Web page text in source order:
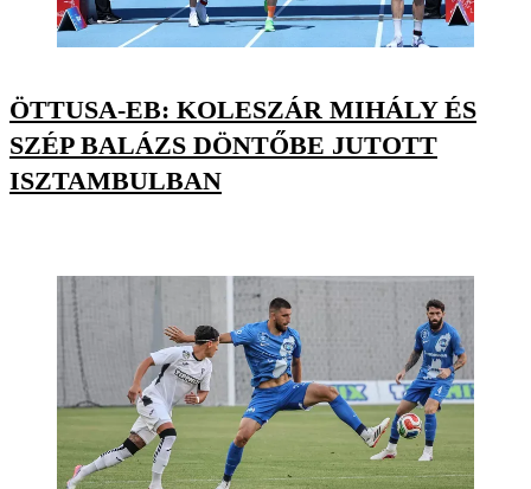
ÖTTUSA-EB: KOLESZÁR MIHÁLY ÉS
SZÉP BALÁZS DÖNTŐBE JUTOTT
ISZTAMBULBAN